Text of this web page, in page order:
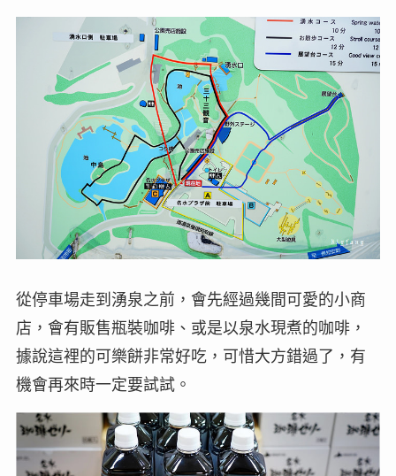
從停車場走到湧泉之前，會先經過幾間可愛的小商
店，會有販售瓶裝咖啡、或是以泉水現煮的咖啡，
據說這裡的可樂餅非常好吃，可惜大方錯過了，有
機會再來時一定要試試。